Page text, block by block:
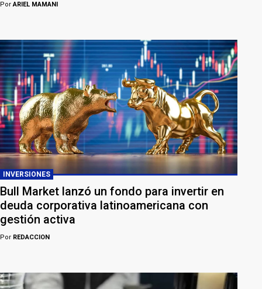
PorARIEL MAMANI
INVERSIONES
Bull Market lanzó un fondo para invertir en
deuda corporativa latinoamericana con
gestión activa
Por REDACCION